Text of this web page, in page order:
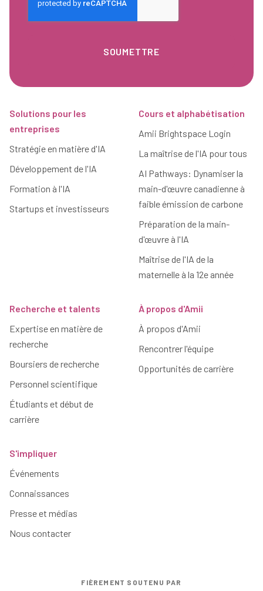
Solutions pour les
entreprises
Stratégie en matière d'IA
Développement de l'IA
Formation à l'IA
Startups et investisseurs
Cours et alphabétisation
Amii Brightspace Login
La maîtrise de l'IA pour tous
AI Pathways: Dynamiser la
main-d'œuvre canadienne à
faible émission de carbone
Préparation de la main-
d'œuvre à l'IA
Maîtrise de l'IA de la
maternelle à la 12e année
Recherche et talents
Expertise en matière de
recherche
Boursiers de recherche
Personnel scientifique
Étudiants et début de
carrière
À propos d'Amii
À propos d'Amii
Rencontrer l'équipe
Opportunités de carrière
S'impliquer
Événements
Connaissances
Presse et médias
Nous contacter
FIÈREMENT SOUTENU PAR